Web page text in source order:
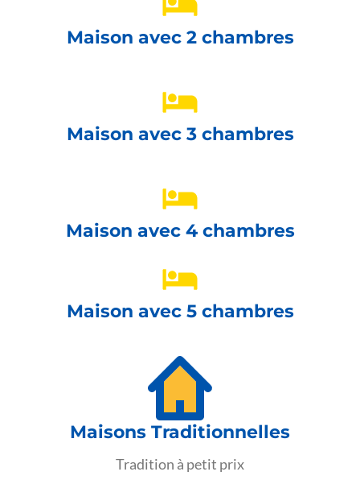
Maison avec 2 chambres
Maison avec 3 chambres
Maison avec 4 chambres
Maison avec 5 chambres
Maisons Traditionnelles
Tradition à petit prix